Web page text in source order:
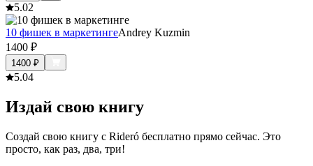
5.02
10 фишек в маркетингеAndrey Kuzmin
1400 ₽
1400 ₽
5.04
Издай свою книгу
Создай свою книгу с Rideró бесплатно прямо сейчас. Это
просто, как раз, два, три!